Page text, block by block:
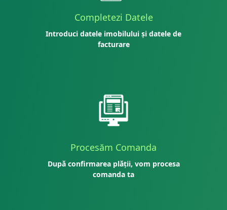
Completezi Datele
Introduci datele imobilului și datele de
facturare
Procesăm Comanda
După confirmarea plății, vom procesa
comanda ta